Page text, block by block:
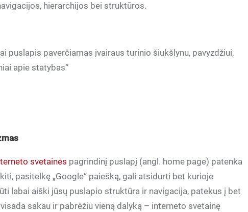
hierarchijos bei struktūros.
puslapis paverčiamas įvairaus turinio šiukšlynu, pavyzdžiui,
apie statybas“
svetainės pagrindinį puslapį (angl. home page) patenka
pasitelkę „Google“ paiešką, gali atsidurti bet kurioje
labai aiški jūsų puslapio struktūra ir navigacija, patekus į bet
sakau ir pabrėžiu vieną dalyką – interneto svetainę